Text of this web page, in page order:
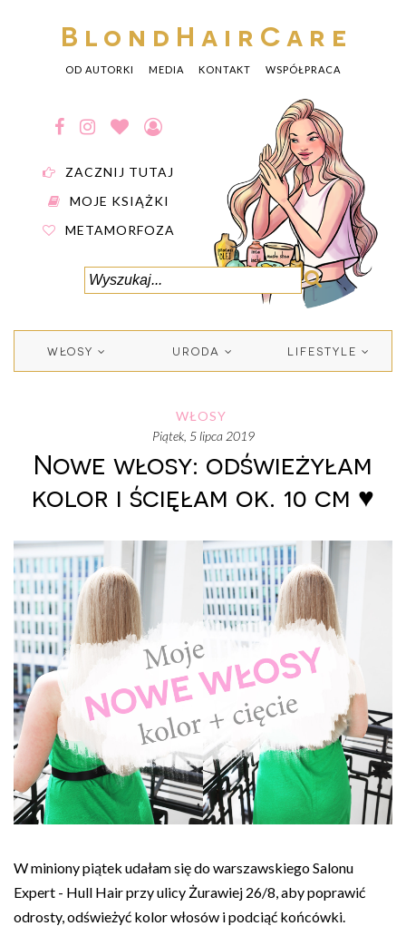
BlondHairCare
OD AUTORKI MEDIA KONTAKT WSPÓŁPRACA
ZACZNIJ TUTAJ
MOJE KSIĄŻKI
METAMORFOZA
WŁOSY URODA LIFESTYLE
WŁOSY
piątek, 5 lipca 2019
Nowe włosy: odświeżyłam
kolor i ścięłam ok. 10 cm ♥
W miniony piątek udałam się do warszawskiego Salonu
Expert - Hull Hair przy ulicy Żurawiej 26/8, aby poprawić
odrosty, odświeżyć kolor włosów i podciąć końcówki.